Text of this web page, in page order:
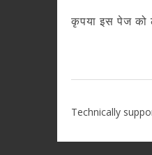
कृपया इस पेज को
Technically